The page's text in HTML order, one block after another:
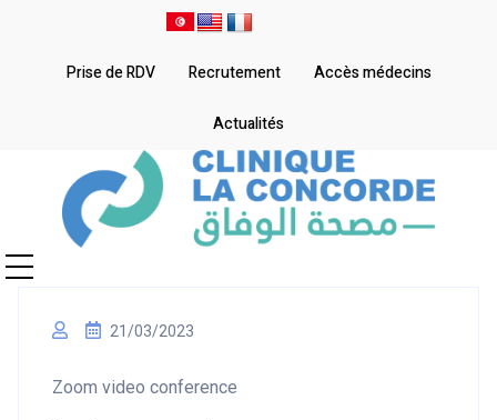
Prise de RDV Recrutement Accès médecins
Actualités
21/03/2023
Zoom video conference